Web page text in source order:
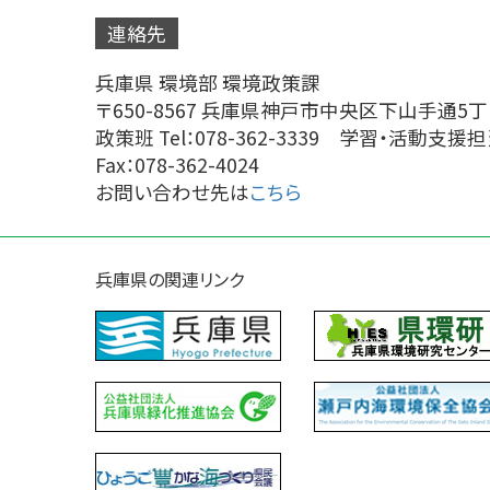
連絡先
兵庫県 環境部 環境政策課
〒650-8567 兵庫県神戸市中央区下山手通5
政策班 Tel：078-362-3339 学習・活動支援
Fax：078-362-4024
お問い合わせ先はこちら
兵庫県の関連リンク